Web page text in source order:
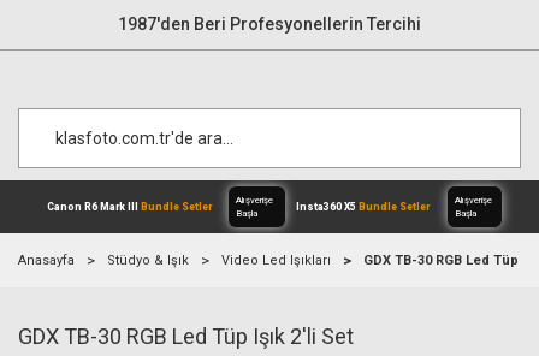
1987'den Beri Profesyonellerin Tercihi
Canon R6 Mark IIIBundle Setler
Anasayfa Stüdyo & Işık Video Led Işıkları GDX TB-30 RGB Led Tüp
GDX TB-30 RGB Led Tüp Işık 2'li Set